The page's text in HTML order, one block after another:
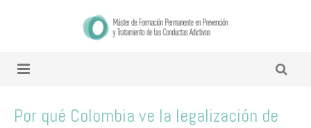
Por qué Colombia ve la legalización de